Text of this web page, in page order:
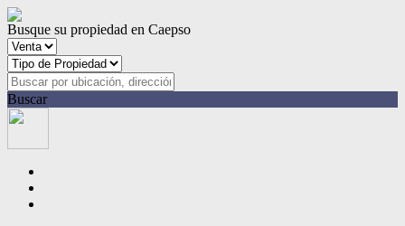
Busque su propiedad en Caepso
Buscar